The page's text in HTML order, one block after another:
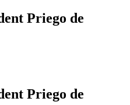
Priego de
Priego de